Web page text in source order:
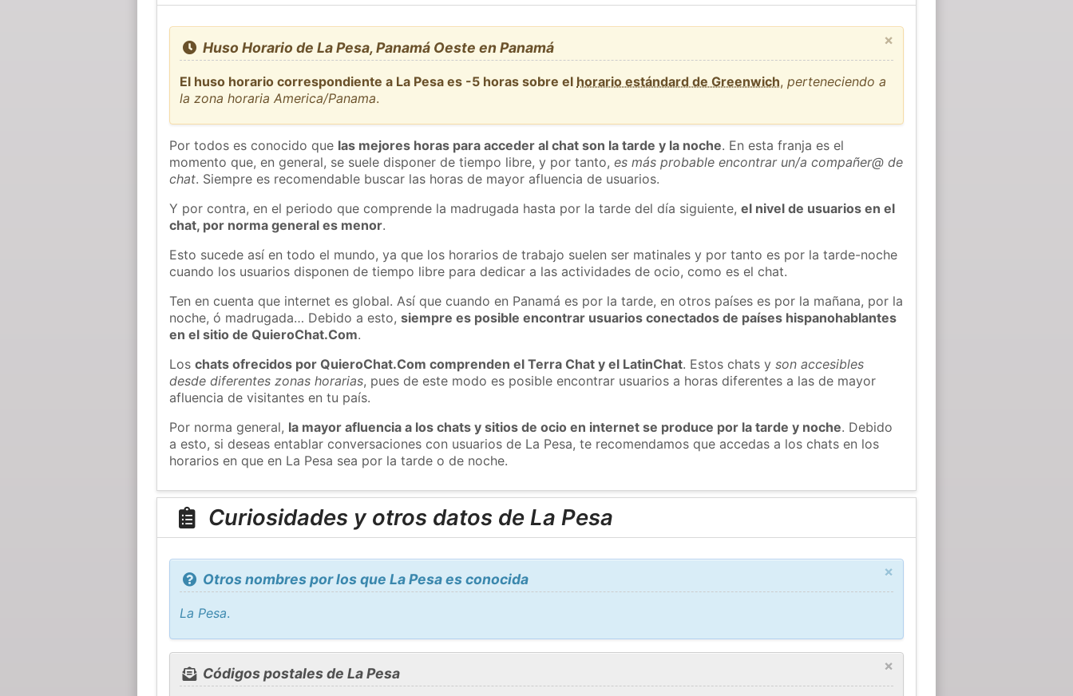
×
Huso Horario de La Pesa, Panamá Oeste en Panamá
El huso horario correspondiente a La Pesa es -5 horas sobre el horario estándard de Greenwich,perteneciendo a
la zona horaria America/Panama.
Por todos es conocido que las mejores horas para acceder al chat son la tarde y la noche. En esta franja es el
momento que, en general, se suele disponer de tiempo libre, y por tanto,es más probable encontrar un/a compañer@ de
chat. Siempre es recomendable buscar las horas de mayor afluencia de usuarios.
Y por contra, en el periodo que comprende la madrugada hasta por la tarde del día siguiente,el nivel de usuarios en el
chat, por norma general es menor.
Esto sucede así en todo el mundo, ya que los horarios de trabajo suelen ser matinales y por tanto es por la tarde-noche
cuando los usuarios disponen de tiempo libre para dedicar a las actividades de ocio, como es el chat.
Ten en cuenta que internet es global. Así que cuando en Panamá es por la tarde, en otros países es por la mañana, por la
noche, ó madrugada… Debido a esto,siempre es posible encontrar usuarios conectados de países hispanohablantes
en el sitio de QuieroChat.Com.
Loschats ofrecidos por QuieroChat.Com comprenden el Terra Chat y el LatinChat. Estos chats yson accesibles
desde diferentes zonas horarias, pues de este modo es posible encontrar usuarios a horas diferentes a las de mayor
afluencia de visitantes en tu país.
Por norma general, la mayor afluencia a los chats y sitios de ocio en internet se produce por la tarde y noche. Debido
a esto, si deseas entablar conversaciones con usuarios de La Pesa, te recomendamos que accedas a los chats en los
horarios en que en La Pesa sea por la tarde o de noche.
Curiosidades y otros datos de La Pesa
×
Otros nombres por los que La Pesa es conocida
La Pesa.
×
Códigos postales de La Pesa